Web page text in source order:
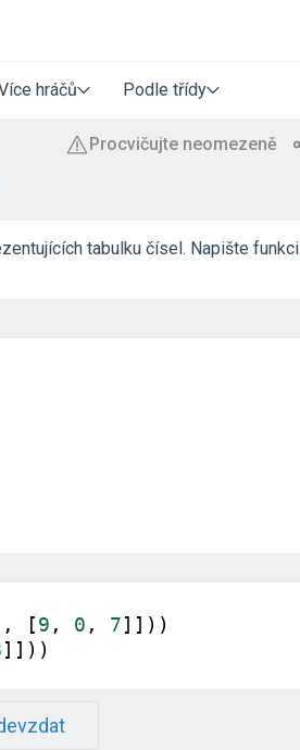
hráčů Podle třídy
tabulku čísel. Napište funkci
[9 , 0 , 7]]))
]]))